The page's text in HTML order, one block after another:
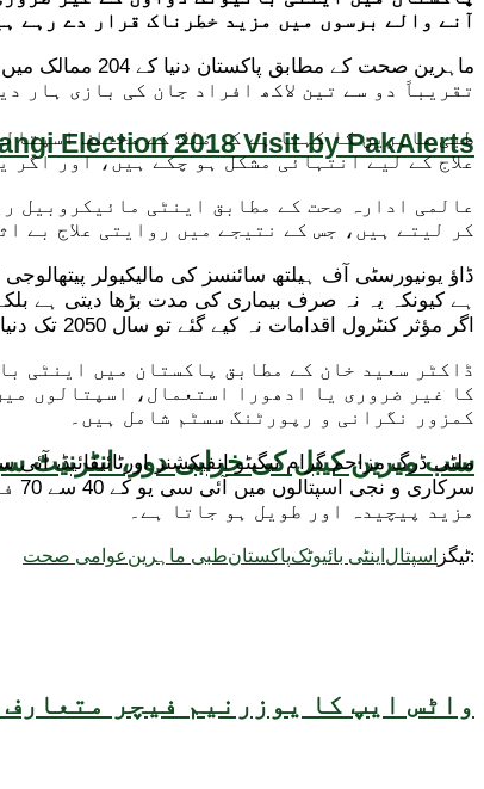
Election 2018 Visit by PakAlerts
سب میرین کیبل کی خرابی دور،
واٹس ایپ کا یوزرنیم فیچر
آنے والے برسوں میں مزید خطرناک قرار دے رہے
تقریباً دو سے تین لاکھ افراد جان کی بازی ہار
طبی ماہرین کا کہنا ہے کہ ملک کے مختلف
علاج کے لیے انتہائی مشکل ہو چکے ہیں، اور
عالمی ادارہ صحت کے مطابق اینٹی مائیکروبیل
کر لیتے ہیں، جس کے نتیجے میں روایتی علاج بے
ڈاؤ یونیورسٹی آف ہیلتھ سائنسز کی مالیکیولر
ہے کیونکہ یہ نہ صرف بیماری کی مدت بڑھا دیتی ہے
اگر مؤثر کنٹرول اقدامات نہ کیے گئے تو سال 2050 تک دنیا میں اینٹی بائیوٹک مزاحمت کے باعث سالانہ اموات کی تعداد 10 ملین تک پہنچ سکتی ہے۔
ڈاکٹر سعید خان کے مطابق پاکستان میں اینٹی
کا غیر ضروری یا ادھورا استعمال، اسپتالوں
کمزور نگرانی و رپورٹنگ سسٹم شامل ہیں۔
ملٹی ڈرگ مزاحم گرام نیگیٹو انفیکشنز
مزید پیچیدہ اور طویل ہو جاتا ہے۔
ٹیگز: اسپتال اینٹی بائیوٹکپاکستانطبی ماہرینعوامی صحت